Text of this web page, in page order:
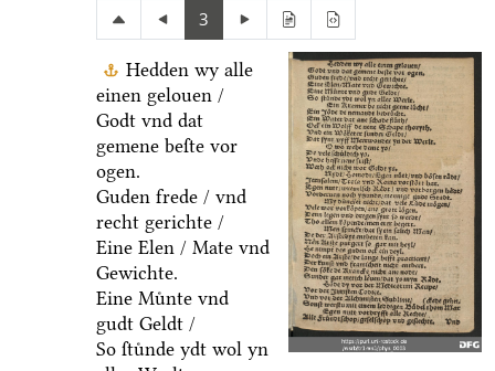
3
Hedden wy alle
einen gelouen /
Godt vnd dat
gemene beſte vor
ogen.
Guden frede / vnd
recht gerichte /
Eine Elen / Mate vnd
Gewichte.
Eine Muͤnte vnd
gudt Geldt /
So ſtuͤnde ydt wol yn